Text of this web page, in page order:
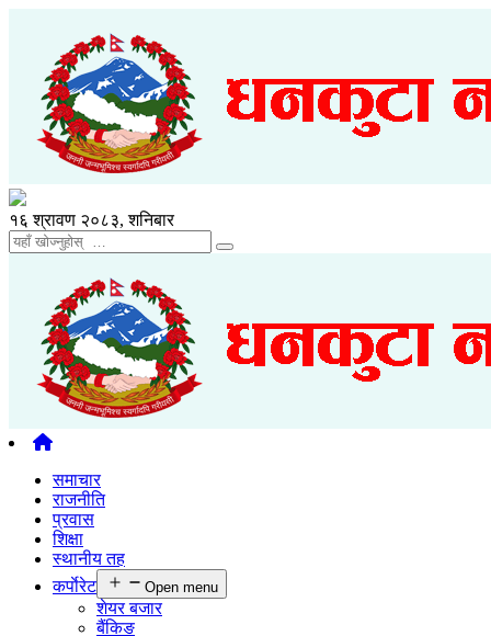
१६ श्रावण २०८३, शनिबार
समाचार
राजनीति
प्रवास
शिक्षा
स्थानीय तह
कर्पाेरेट
Open menu
शेयर बजार
बैंकिङ